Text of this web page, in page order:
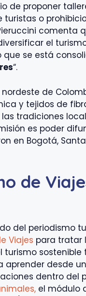
de proponer
o
comenta
el
se está
“.
de
y tejidos de
tradiciones
es poder
en Bogotá,
de
del periodismo
Viajes para tratar
aprender desde
dentro
el módulo